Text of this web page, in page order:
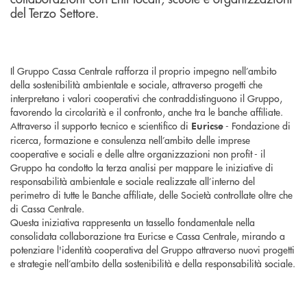
del Terzo Settore.
Il Gruppo Cassa Centrale rafforza il proprio impegno nell’ambito
della sostenibilità ambientale e sociale, attraverso progetti che
interpretano i valori cooperativi che contraddistinguono il Gruppo,
favorendo la circolarità e il confronto, anche tra le banche affiliate.
Attraverso il supporto tecnico e scientifico di Euricse- Fondazione di
ricerca, formazione e consulenza nell’ambito delle imprese
cooperative e sociali e delle altre organizzazioni non profit - il
Gruppo ha condotto la terza analisi per mappare le iniziative di
responsabilità ambientale e sociale realizzate all’interno del
perimetro di tutte le Banche affiliate, delle Società controllate oltre che
di Cassa Centrale.
Questa iniziativa rappresenta un tassello fondamentale nella
consolidata collaborazione tra Euricse e Cassa Centrale, mirando a
potenziare l'identità cooperativa del Gruppo attraverso nuovi progetti
e strategie nell’ambito della sostenibilità e della responsabilità sociale.